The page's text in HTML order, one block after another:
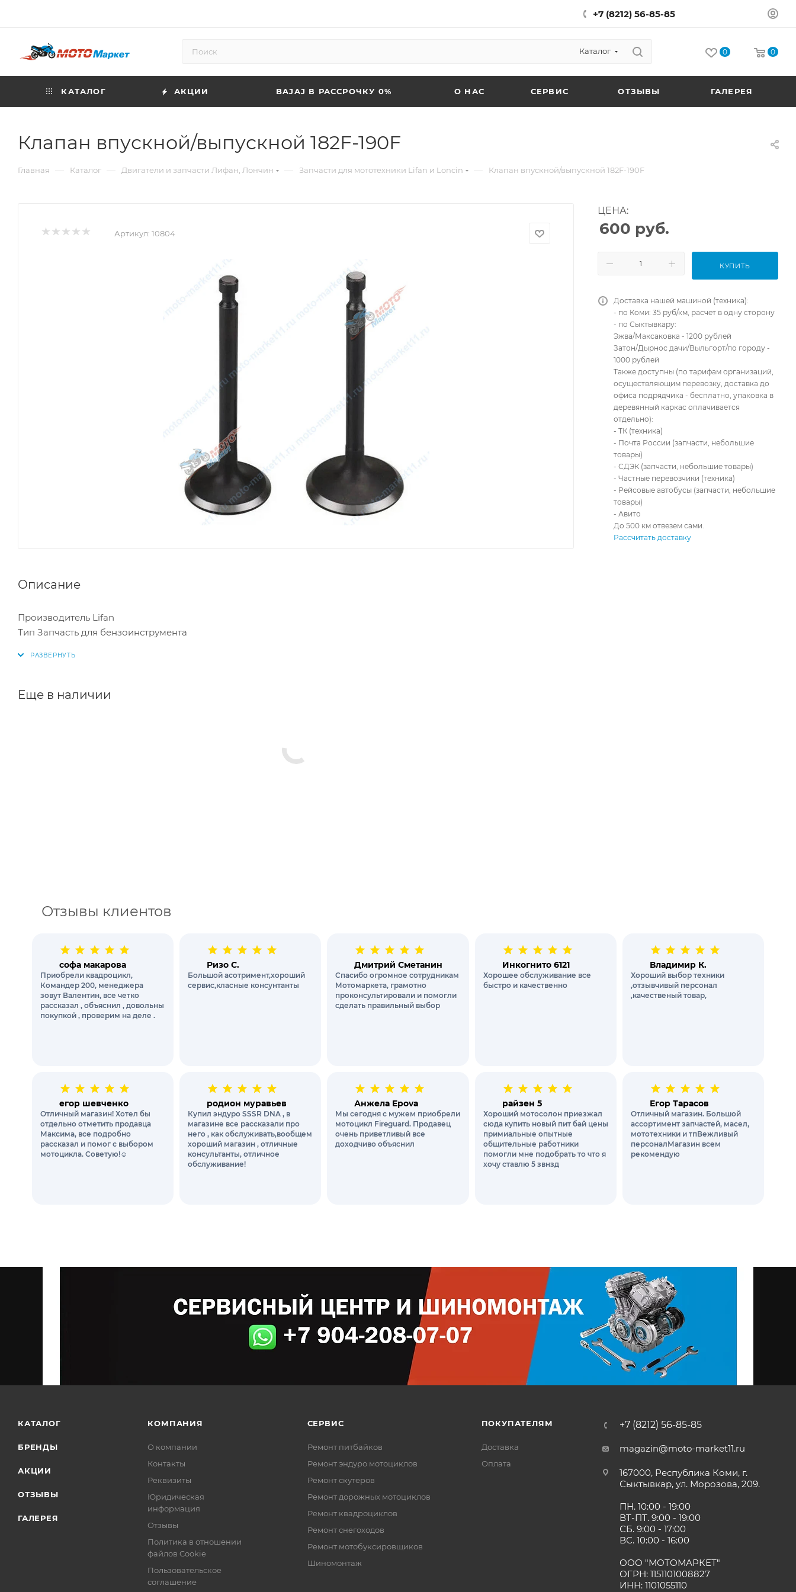
+7 (8212) 56-85-85
Каталог 0 0
КАТАЛОГ АКЦИИ BAJAJ В РАССРОЧКУ 0% О НАС СЕРВИС ОТЗЫВЫ ГАЛЕРЕЯ
Клапан впускной/выпускной 182F-190F
Главная — Каталог — Двигатели и запчасти Лифан, Лончин — Запчасти для мототехники Lifan и Loncin — Клапан впускной/выпускной 182F-190F
Артикул: 10804
Описание
Производитель Lifan
Тип Запчасть для бензоинструмента
Еще в наличии
ЦЕНА:
600 руб.
КУПИТЬ
Доставка нашей машиной (техника):
- по Коми: 35 руб/км, расчет в одну сторону
- по Сыктывкару:
Эжва/Максаковка - 1200 рублей
Затон/Дырнос дачи/Выльгорт/по городу -
1000 рублей
Также доступны (по тарифам организаций,
осуществляющим перевозку, доставка до
офиса подрядчика - бесплатно, упаковка в
деревянный каркас оплачивается
отдельно):
- ТК (техника)
- Почта России (запчасти, небольшие
товары)
- СДЭК (запчасти, небольшие товары)
- Частные перевозчики (техника)
- Рейсовые автобусы (запчасти, небольшие
товары)
- Авито
До 500 км отвезем сами.
Рассчитать доставку
Отзывы клиентов
софа макарова
Приобрели квадроцикл,
Командер 200, менеджера
зовут Валентин, все четко
рассказал , объяснил , довольны
покупкой , проверим на деле .
Ризо С.
Большой асотримент,хороший
сервис,класные консунтанты
Дмитрий Сметанин
Спасибо огромное сотрудникам
Мотомаркета, грамотно
проконсультировали и помогли
сделать правильный выбор
Инкогнито 6121
Хорошее обслуживание все
быстро и качественно
Владимир К.
Хороший выбор техники
,отзывчивый персонал
,качественый товар,
егор шевченко
Отличный магазин! Хотел бы
отдельно отметить продавца
Максима, все подробно
рассказал и помог с выбором
мотоцикла. Советую!☺️
родион муравьев
Купил эндуро SSSR DNA , в
магазине все рассказали про
него , как обслуживать,вообщем
хороший магазин , отличные
консультанты, отличное
обслуживание!
Анжела Epova
Мы сегодня с мужем приобрели
мотоцикл Fireguard. Продавец
очень приветливый все
доходчиво объяснил
райзен 5
Хороший мотосолон приезжал
сюда купить новый пит бай цены
примиальные опытные
общительные работники
помогли мне подобрать то что я
хочу ставлю 5 звнзд
Егор Тарасов
Отличный магазин. Большой
ассортимент запчастей, масел,
мототехники и тпВежливый
персоналМагазин всем
рекомендую
КАТАЛОГ
БРЕНДЫ
АКЦИИ
ОТЗЫВЫ
ГАЛЕРЕЯ
КОМПАНИЯ
О компании
Контакты
Реквизиты
Юридическая
информация
Отзывы
Политика в отношении
файлов Cookie
Пользовательское
соглашение
СЕРВИС
Ремонт питбайков
Ремонт эндуро мотоциклов
Ремонт скутеров
Ремонт дорожных мотоциклов
Ремонт квадроциклов
Ремонт снегоходов
Ремонт мотобуксировщиков
Шиномонтаж
ПОКУПАТЕЛЯМ
Доставка
Оплата
+7 (8212) 56-85-85
magazin@moto-market11.ru
167000, Республика Коми, г.
Сыктывкар, ул. Морозова, 209.
ПН. 10:00 - 19:00
ВТ-ПТ. 9:00 - 19:00
СБ. 9:00 - 17:00
ВС. 10:00 - 16:00
ООО "МОТОМАРКЕТ"
ОГРН: 1151101008827
ИНН: 1101055110